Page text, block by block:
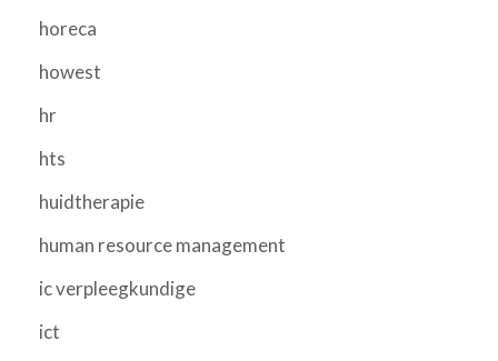
horeca
howest
hr
hts
huidtherapie
human resource management
ic verpleegkundige
ict